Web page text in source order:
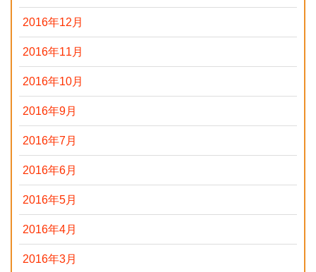
2016年12月
2016年11月
2016年10月
2016年9月
2016年7月
2016年6月
2016年5月
2016年4月
2016年3月